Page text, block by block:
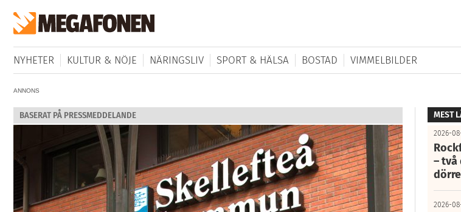
NYHETER KULTUR & NÖJE NÄRINGSLIV SPORT & HÄLSA BOSTAD VIMMELBILDER
ANNONS
BASERAT PÅ PRESSMEDDELANDE MEST
2026-
–
2026-